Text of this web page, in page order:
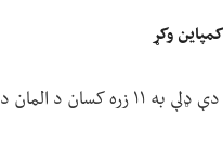
وکړ
د الماني رسنیو د راپورونو پر بنسټ په المان کې شاوخوا ۴۵۰ زره افغان وګړي ژوند کوي، چې له دې ډلې به ۱۱ زره کسان د المان د